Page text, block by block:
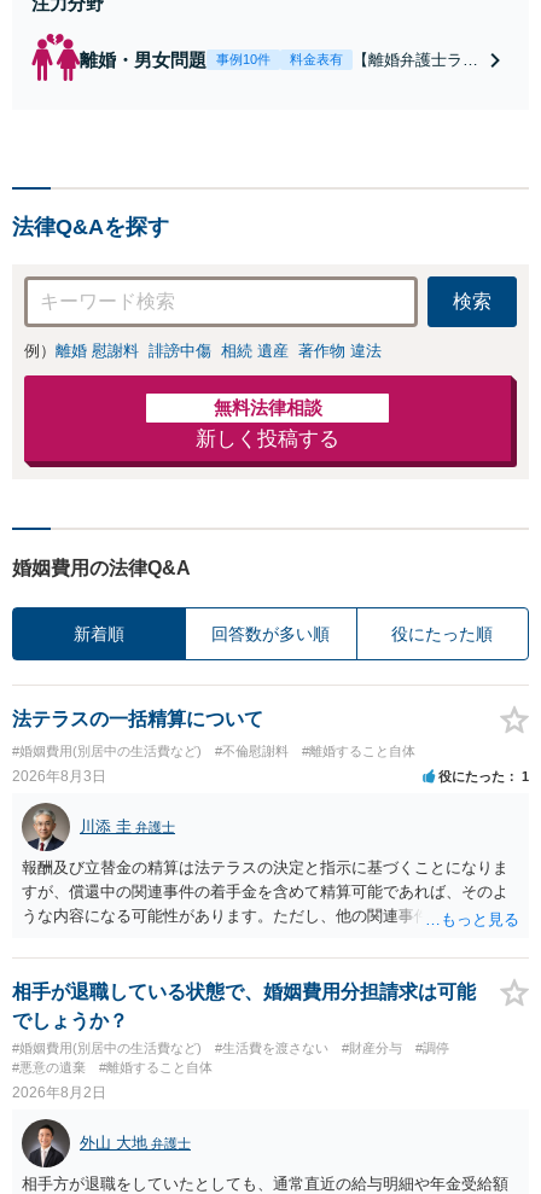
離婚・男女問題 事例10件 料金表有
【離婚弁護士ラン
で金銭的に満足で
きる解決を目指し
ます。
法律Q&Aを探す
検索
例） 離婚 慰謝料 誹謗中傷 相続 遺産 著作物 違法
無料法律相談
新しく投稿する
婚姻費用の法律Q&A
新着順 回答数が多い順 役にたった順
法テラスの一括精算について
#婚姻費用(別居中の生活費など) #不倫慰謝料 #離婚すること自体
2026年8月3日 役にたった 1
川添 圭 弁護士
報酬及び立替金の精算は法テラスの決定と指示に基づくことになりま
すが、償還中の関連事件の着手金を含めて精算可能であれば、そのよ
うな内容になる可能性があります。ただし、他の関連事件でも相手方
情によって対応が違いますので、法テラスへお尋ねいただいた方が確
実です。
相手が退職している状態で、婚姻費用分担請求は可能
でしょうか？
#婚姻費用(別居中の生活費など) #生活費を渡さない #財産分与
#調停
#悪意の遺棄
#離婚すること自体
2026年8月2日
外山 大地 弁護士
相手方が退職をしていたとしても、通常直近の給与明細や年金受給額